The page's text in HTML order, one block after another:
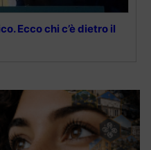
Ecco chi c’è dietro il